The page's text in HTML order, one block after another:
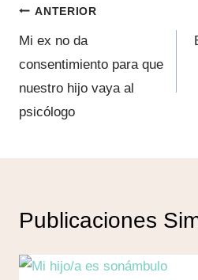
Navegación
de
entradas
ANTERIOR
Mi ex no da
consentimiento para que
nuestro hijo vaya al
psicólogo
Publicaciones